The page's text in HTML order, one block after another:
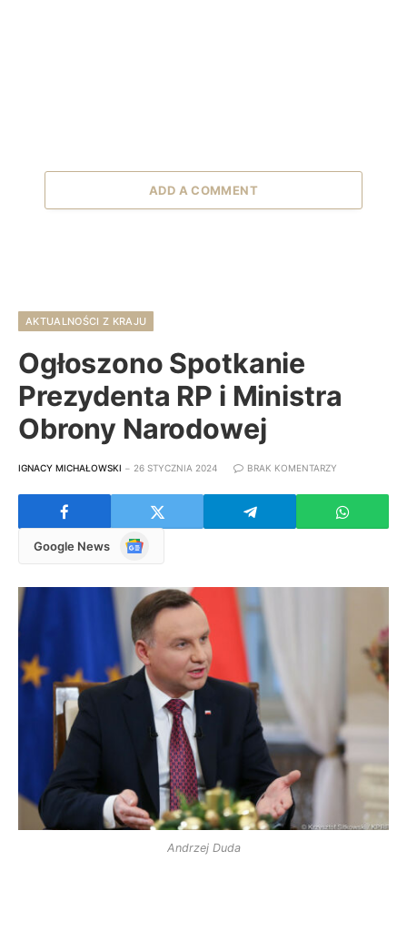
ADD A COMMENT
AKTUALNOŚCI Z KRAJU
Ogłoszono Spotkanie
Prezydenta RP i Ministra
Obrony Narodowej
IGNACY MICHAŁOWSKI 26 STYCZNIA 2024 BRAK KOMENTARZY
Google News
Google
Andrzej Duda